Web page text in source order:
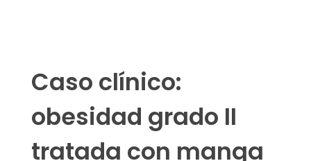
Caso clínico:
obesidad grado II
tratada con manga